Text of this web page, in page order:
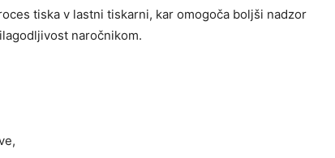
tiska v lastni tiskarni, kar omogoča boljši nadzor
naročnikom.